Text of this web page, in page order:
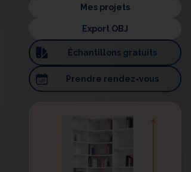
Meuble bas
Mes projets
Export OBJ
Échantillons gratuits
Prendre rendez-vous